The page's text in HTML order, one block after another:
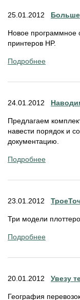
25.01.2012
Новое программное
принтеров HP.
Подробнее
24.01.2012
Предлагаем
навести порядок и
документацию.
Подробнее
23.01.2012
Три модели
Подробнее
20.01.2012 Увезу
География